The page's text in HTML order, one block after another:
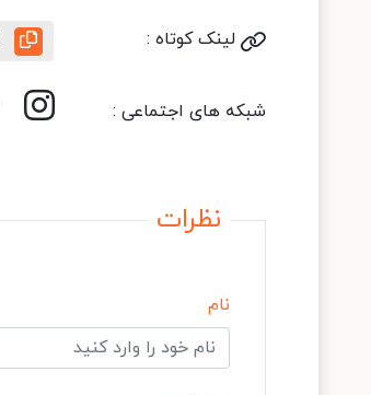
لینک کوتاه :
شبکه های اجتماعی :
نظرات
نام